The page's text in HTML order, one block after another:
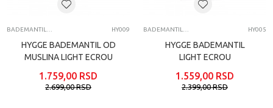
HY009
HYGGE BADEMANTIL OD
MUSLINA LIGHT ECROU
1.759,00 RSD
2.699,00RSD
HY005
HYGGE BADEMANTIL
LIGHT ECROU
1.559,00 RSD
2.399,00RSD